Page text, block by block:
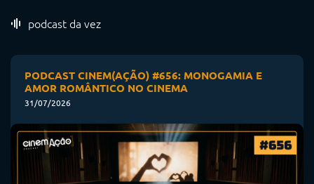
podcast da vez
PODCAST CINEM(AÇÃO) #656: MONOGAMIA E
AMOR ROMÂNTICO NO CINEMA
31/07/2026